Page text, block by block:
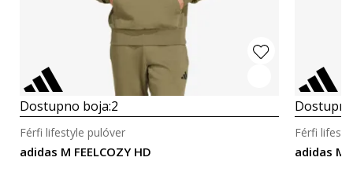
Dostupno boja:2
adidas M FEELCOZY HD
Férfi lifestyle pulóver
adidas M
Férfi